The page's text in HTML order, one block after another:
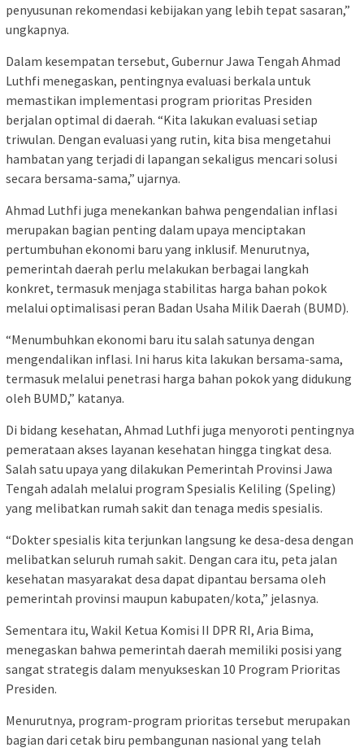
penyusunan rekomendasi kebijakan yang lebih tepat sasaran,”
ungkapnya.
Dalam kesempatan tersebut, Gubernur Jawa Tengah Ahmad
Luthfi menegaskan, pentingnya evaluasi berkala untuk
memastikan implementasi program prioritas Presiden
berjalan optimal di daerah. “Kita lakukan evaluasi setiap
triwulan. Dengan evaluasi yang rutin, kita bisa mengetahui
hambatan yang terjadi di lapangan sekaligus mencari solusi
secara bersama-sama,” ujarnya.
Ahmad Luthfi juga menekankan bahwa pengendalian inflasi
merupakan bagian penting dalam upaya menciptakan
pertumbuhan ekonomi baru yang inklusif. Menurutnya,
pemerintah daerah perlu melakukan berbagai langkah
konkret, termasuk menjaga stabilitas harga bahan pokok
melalui optimalisasi peran Badan Usaha Milik Daerah (BUMD).
“Menumbuhkan ekonomi baru itu salah satunya dengan
mengendalikan inflasi. Ini harus kita lakukan bersama-sama,
termasuk melalui penetrasi harga bahan pokok yang didukung
oleh BUMD,” katanya.
Di bidang kesehatan, Ahmad Luthfi juga menyoroti pentingnya
pemerataan akses layanan kesehatan hingga tingkat desa.
Salah satu upaya yang dilakukan Pemerintah Provinsi Jawa
Tengah adalah melalui program Spesialis Keliling (Speling)
yang melibatkan rumah sakit dan tenaga medis spesialis.
“Dokter spesialis kita terjunkan langsung ke desa-desa dengan
melibatkan seluruh rumah sakit. Dengan cara itu, peta jalan
kesehatan masyarakat desa dapat dipantau bersama oleh
pemerintah provinsi maupun kabupaten/kota,” jelasnya.
Sementara itu, Wakil Ketua Komisi II DPR RI, Aria Bima,
menegaskan bahwa pemerintah daerah memiliki posisi yang
sangat strategis dalam menyukseskan 10 Program Prioritas
Presiden.
Menurutnya, program-program prioritas tersebut merupakan
bagian dari cetak biru pembangunan nasional yang telah